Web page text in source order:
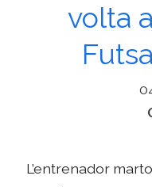
volta
L’entrenador